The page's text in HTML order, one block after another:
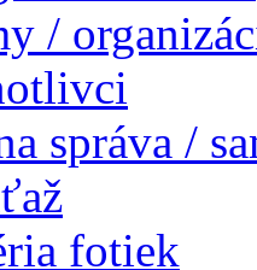
/
správa /
fotiek